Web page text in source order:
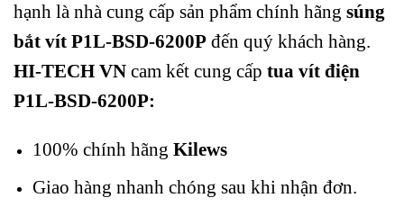
hạnh là nhà cung cấp sản phẩm chính hãng súng
bắt vít P1L-BSD-6200P đến quý khách hàng.
HI-TECH VN cam kết cung cấp tua vít điện
P1L-BSD-6200P:
100% chính hãng Kilews
Giao hàng nhanh chóng sau khi nhận đơn.